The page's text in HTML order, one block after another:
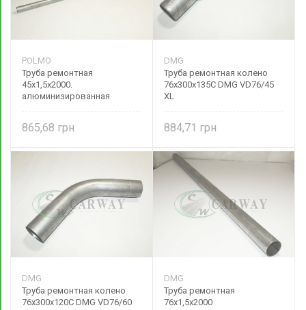
POLMO
Труба ремонтная
45х1,5х2000.
алюминизированная
865,68
DMG
Труба ремонтная колено
76х300х135С DMG VD76/45
XL
884,71
DMG
Труба ремонтная колено
76х300х120С DMG VD76/60
DMG
Труба ремонтная
76х1,5х2000